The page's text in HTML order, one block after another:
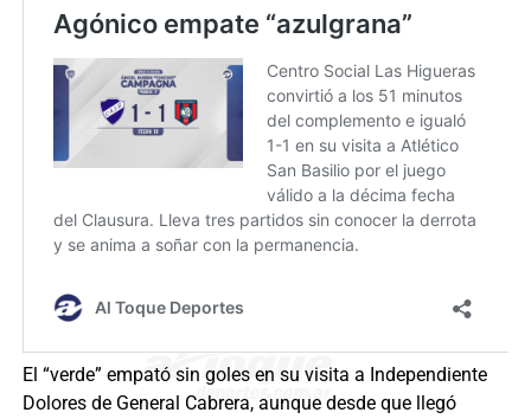
El “verde” empató sin goles en su visita a Independiente
Dolores de General Cabrera, aunque desde que llegó